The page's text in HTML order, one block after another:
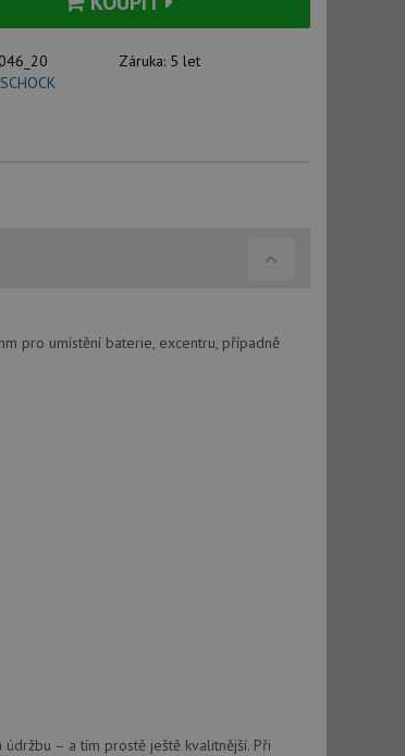
Záruka: 5 let
SCHOCK
pro umístění baterie, excentru, případně
– a tím prostě ještě kvalitnější. Při